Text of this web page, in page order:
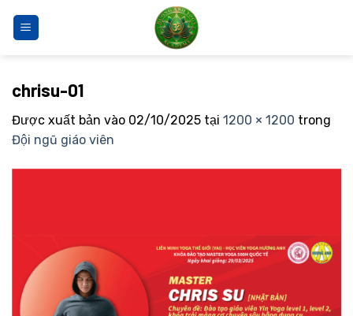
qua
chrisu-01
Được xuất bản vào 02/10/2025 tại 1200 × 1200 trong
Đội ngũ giáo viên